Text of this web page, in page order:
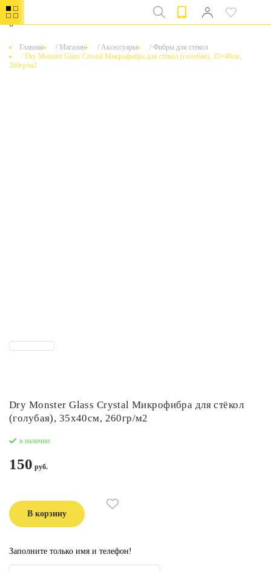
0
Главная / Магазин / Аксессуары / Фибры для стёкол
/Dry Monster Glass Crystal Микрофибра для стёкол (голубая), 35×40см,
260гр/м2
Dry Monster Glass Crystal Микрофибра для стёкол
(голубая), 35x40см, 260гр/м2
в наличии
150
В корзину
Заполните только имя и телефон!